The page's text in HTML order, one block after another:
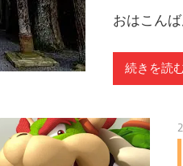
おはこん
続きを読